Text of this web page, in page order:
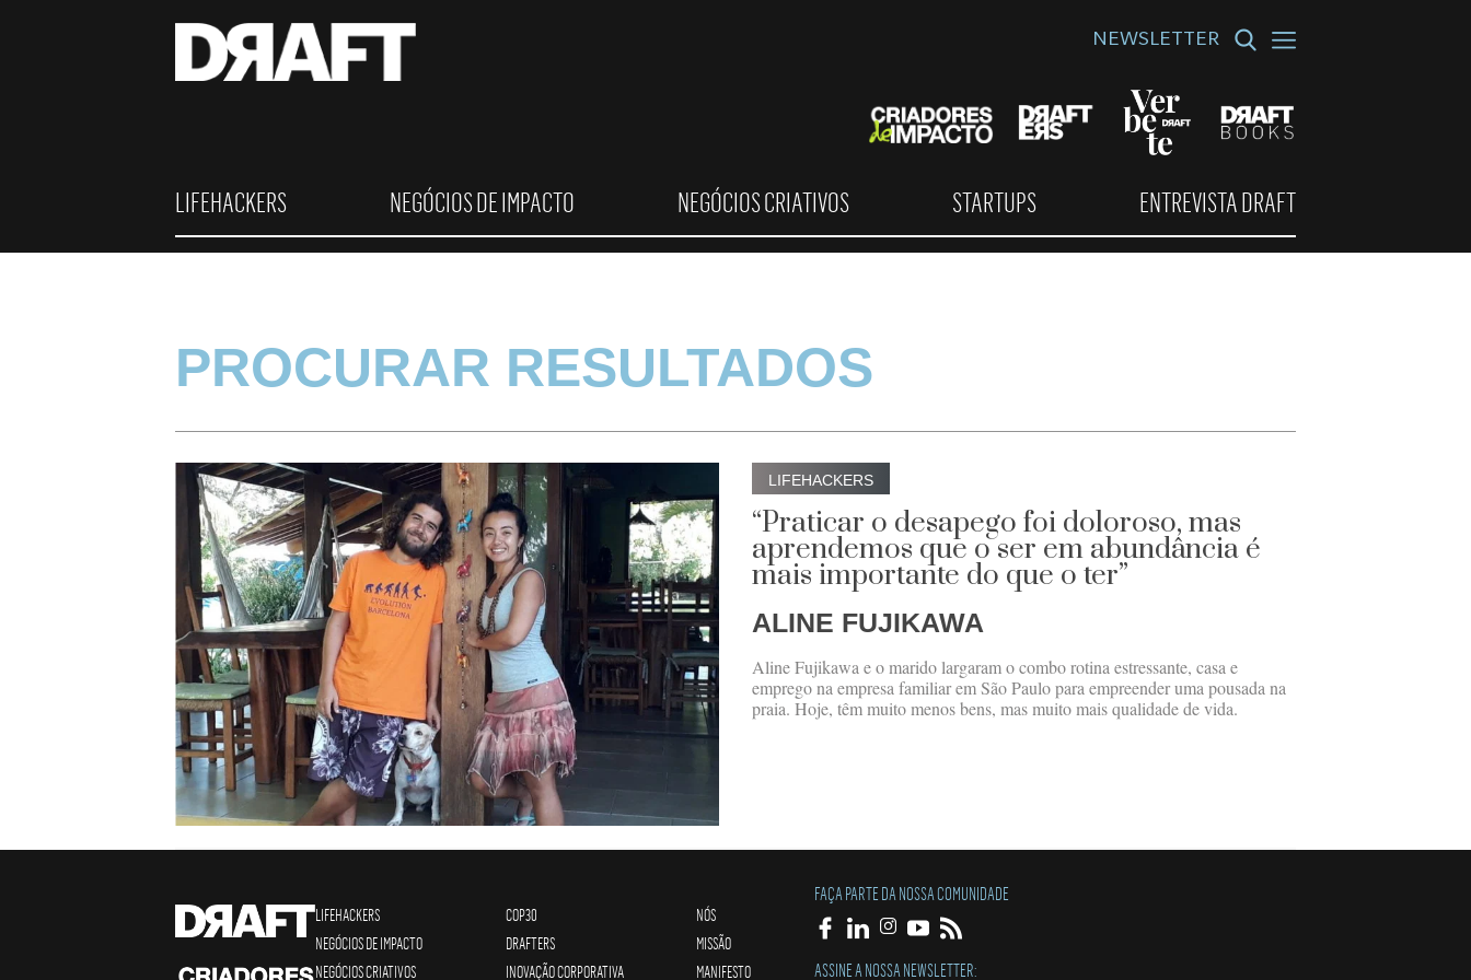
NEWSLETTER
LIFEHACKERS NEGÓCIOS DE IMPACTO NEGÓCIOS CRIATIVOS STARTUPS ENTREVISTA DRAFT
PROCURAR RESULTADOS
LIFEHACKERS
“Praticar o desapego foi doloroso, mas
aprendemos que o ser em abundância é
mais importante do que o ter”
ALINE FUJIKAWA
Aline Fujikawa e o marido largaram o combo rotina estressante, casa e
emprego na empresa familiar em São Paulo para empreender uma pousada na
praia. Hoje, têm muito menos bens, mas muito mais qualidade de vida.
LIFEHACKERS
NEGÓCIOS DE IMPACTO
NEGÓCIOS CRIATIVOS
COP30
DRAFTERS
INOVAÇÃO CORPORATIVA
NÓS
MISSÃO
MANIFESTO
FAÇA PARTE DA NOSSA COMUNIDADE
ASSINE A NOSSA NEWSLETTER: